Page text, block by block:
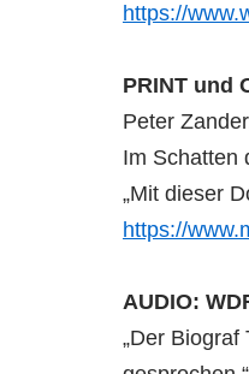
https://
PRINT und
Peter
Im Schatten
„Mit dieser
https://
AUDIO:
„Der